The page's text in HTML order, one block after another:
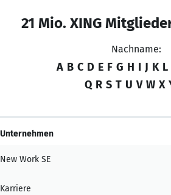
21 Mio. XING
Nachname:
A B C D E F G H I J K L
Q R S T U V W X
Unternehmen
New Work SE
Karriere